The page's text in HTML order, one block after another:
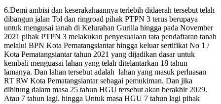
6.Demi ambisi dan keserakahaannya terlebih didaerah tersebut telah
dibangun jalan Tol dan ringroad pihak PTPN 3 terus berupaya
untuk mengusai tanah di Kelurahan Gurilla hingga pada November
2021 pihak PTPN 3 melakukan penyesuaiaan tata pendaftaran tanah
melalui BPN Kota Pematangsiantar hingga keluar sertifikat No 1 /
Kota Pematangsiantar tahun 2021 yang dijadikan dasar untuk
kembali menguasai lahan yang telah ditelantarkan 18 tahun
lamanya. Dan lahan tersebut adalah lahan yang masuk perluasan
RT RW Kota Pematangsiantar sebagai pemukiman. Dan jika
dihitung dalam masa 25 tahun HGU tersebut akan berakhir 2029.
Atau 7 tahun lagi. hingga Untuk masa HGU 7 tahun lagi pihak